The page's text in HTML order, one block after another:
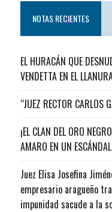
NOTAS RECIENTES
EL HURACÁN QUE
VENDETTA EN EL
“JUEZ RECTOR CARLOS
¡EL CLAN DEL ORO
AMARO EN UN
Juez Elisa Josefina
empresario aragueño
impunidad sacude a la